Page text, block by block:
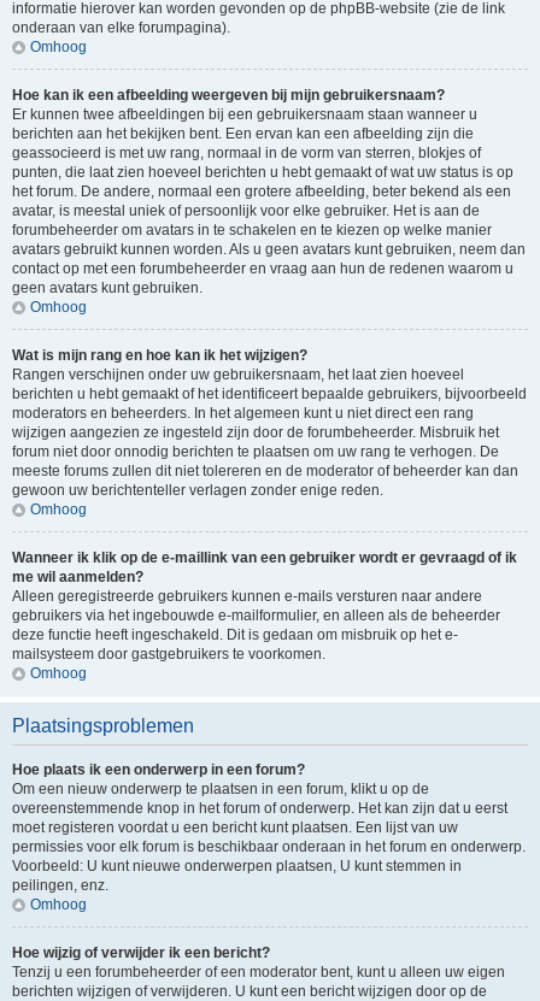
informatie hierover kan worden gevonden op de phpBB-website (zie de link
onderaan van elke forumpagina).
Omhoog
Hoe kan ik een afbeelding weergeven bij mijn gebruikersnaam?
Er kunnen twee afbeeldingen bij een gebruikersnaam staan wanneer u
berichten aan het bekijken bent. Een ervan kan een afbeelding zijn die
geassocieerd is met uw rang, normaal in de vorm van sterren, blokjes of
punten, die laat zien hoeveel berichten u hebt gemaakt of wat uw status is op
het forum. De andere, normaal een grotere afbeelding, beter bekend als een
avatar, is meestal uniek of persoonlijk voor elke gebruiker. Het is aan de
forumbeheerder om avatars in te schakelen en te kiezen op welke manier
avatars gebruikt kunnen worden. Als u geen avatars kunt gebruiken, neem dan
contact op met een forumbeheerder en vraag aan hun de redenen waarom u
geen avatars kunt gebruiken.
Omhoog
Wat is mijn rang en hoe kan ik het wijzigen?
Rangen verschijnen onder uw gebruikersnaam, het laat zien hoeveel
berichten u hebt gemaakt of het identificeert bepaalde gebruikers, bijvoorbeeld
moderators en beheerders. In het algemeen kunt u niet direct een rang
wijzigen aangezien ze ingesteld zijn door de forumbeheerder. Misbruik het
forum niet door onnodig berichten te plaatsen om uw rang te verhogen. De
meeste forums zullen dit niet tolereren en de moderator of beheerder kan dan
gewoon uw berichtenteller verlagen zonder enige reden.
Omhoog
Wanneer ik klik op de e-maillink van een gebruiker wordt er gevraagd of ik
me wil aanmelden?
Alleen geregistreerde gebruikers kunnen e-mails versturen naar andere
gebruikers via het ingebouwde e-mailformulier, en alleen als de beheerder
deze functie heeft ingeschakeld. Dit is gedaan om misbruik op het e-
mailsysteem door gastgebruikers te voorkomen.
Omhoog
Plaatsingsproblemen
Hoe plaats ik een onderwerp in een forum?
Om een nieuw onderwerp te plaatsen in een forum, klikt u op de
overeenstemmende knop in het forum of onderwerp. Het kan zijn dat u eerst
moet registeren voordat u een bericht kunt plaatsen. Een lijst van uw
permissies voor elk forum is beschikbaar onderaan in het forum en onderwerp.
Voorbeeld: U kunt nieuwe onderwerpen plaatsen, U kunt stemmen in
peilingen, enz.
Omhoog
Hoe wijzig of verwijder ik een bericht?
Tenzij u een forumbeheerder of een moderator bent, kunt u alleen uw eigen
berichten wijzigen of verwijderen. U kunt een bericht wijzigen door op de